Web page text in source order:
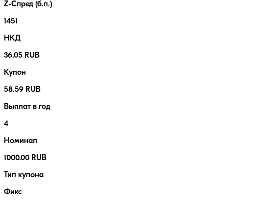
Z-Спред (б.п.)
1451
НКД
36.05 RUB
Купон
58.59 RUB
Выплат в год
4
Номинал
1000.00 RUB
Тип купона
Фикс